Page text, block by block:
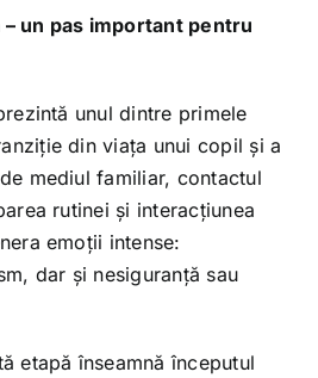
un pas important pentru
unul dintre primele
din viața unui copil și a
mediul familiar, contactul
rutinei și interacțiunea
emoții intense:
dar și nesiguranță sau
etapă înseamnă începutul